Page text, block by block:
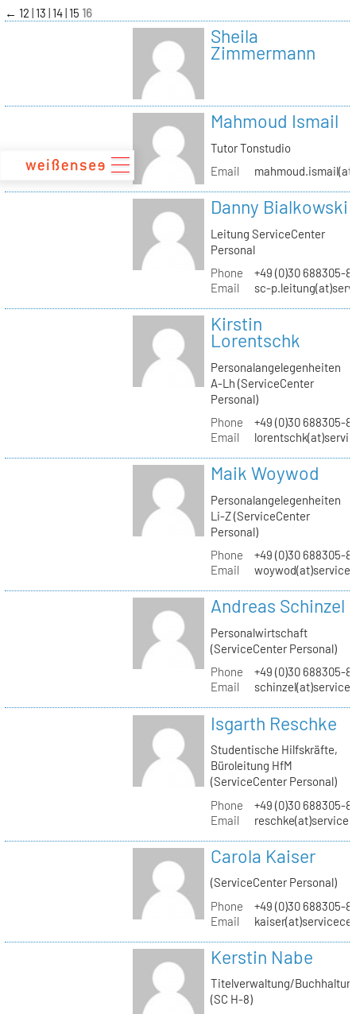
zum
Inhalt
← 12 13 14 15 16
Sheila
Zimmermann
Mahmoud Ismail
Tutor Tonstudio
Email
Danny Bialkowski
Leitung ServiceCenter
Personal
Phone
+49 (0)30 688305-
Email
sc-
Kirstin
Lorentschk
Personalangelegenheiten
A-Lh (ServiceCenter
Personal)
Phone
+49 (0)30 688305-
Email
Maik Woywod
Personalangelegenheiten
Li-Z (ServiceCenter
Personal)
Phone
+49 (0)30 688305-
Email
Andreas Schinzel
Personalwirtschaft
(ServiceCenter Personal)
Phone
+49 (0)30 688305-
Email
Isgarth Reschke
Studentische Hilfskräfte,
Büroleitung HfM
(ServiceCenter Personal)
Phone
+49 (0)30 688305-
Email
Carola Kaiser
(ServiceCenter Personal)
Phone
+49 (0)30 688305-
Email
Kerstin Nabe
Titelverwaltung/
(SC H-8)